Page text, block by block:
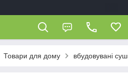
Товари для дому вбудовувані